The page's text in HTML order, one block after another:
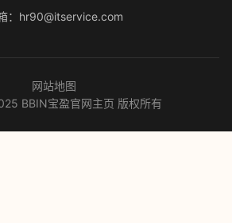
：hr90@itservice.com
网站地图
BBIN宝盈官网主页 版权所有